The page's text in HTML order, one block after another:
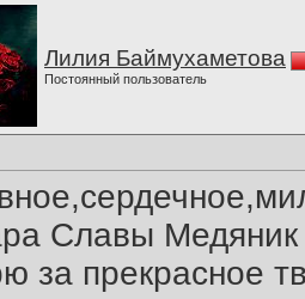
Лилия Баймухаметова
Постоянный пользователь
Славы
за прекрасное